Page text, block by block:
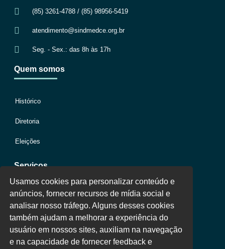
(85) 3261-4788 / (85) 98956-5419
atendimento@sindmedce.org.br
Seg. - Sex.: das 8h às 17h
Quem somos
Histórico
Diretoria
Eleições
Serviços
Jurídico
Oportunidades
Clube de Vantagens
Usamos cookies para personalizar conteúdo e
anúncios, fornecer recursos de mídia social e
analisar nosso tráfego. Alguns desses cookies
também ajudam a melhorar a experiência do
usuário em nossos sites, auxiliam na navegação
e na capacidade de fornecer feedback e